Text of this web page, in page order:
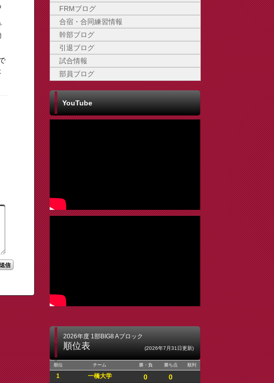
FRMブログ
合宿・合同練習情報
幹部ブログ
引退ブログ
試合情報
部員ブログ
YouTube
2026年度 1部BIG8 Aブロック
順位表 (2026年7月31日更新)
順位 チーム 勝・負 勝ち点 順列
1 一橋大学 0 0